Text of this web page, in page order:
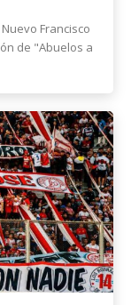
Francisco
de "Abuelos a